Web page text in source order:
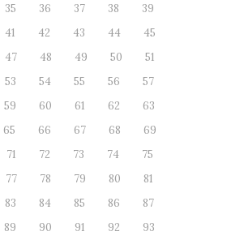
35 36 37 38
39
41 42 43 44
45
47 48 49 50
51
53 54 55 56
57
59 60 61 62
63
65 66 67 68
69
71 72 73 74
75
77 78 79 80
81
83 84 85 86
87
89 90 91 92
93